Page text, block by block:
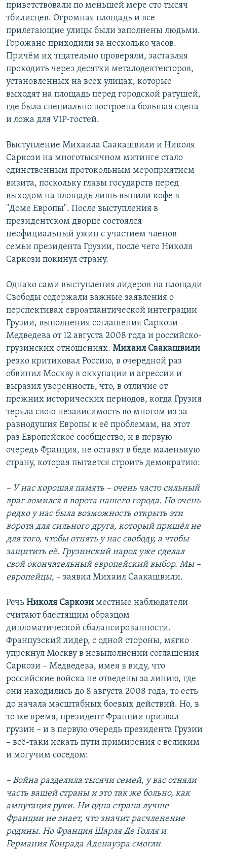
приветствовали по меньшей мере сто тысяч
тбилисцев. Огромная площадь и все
прилегающие улицы были заполнены людьми.
Горожане приходили за несколько часов.
Причём их тщательно проверяли, заставляя
проходить через десятки металодектекторов,
установленных на всех улицах, которые
выходят на площадь перед городской ратушей,
где была специально построена большая сцена
и ложа для VIP-гостей.
Выступление Михаила Саакашвили и Николя
Саркози на многотысячном митинге стало
единственным протокольным мероприятием
визита, поскольку главы государств перед
выходом на площадь лишь выпили кофе в
"Доме Европы". После выступления в
президентском дворце состоялся
неофициальный ужин с участием членов
семьи президента Грузии, после чего Николя
Саркози покинул страну.
Однако сами выступления лидеров на площади
Свободы содержали важные заявления о
перспективах евроатлантической интеграции
Грузии, выполнения соглашения Саркози –
Медведева от 12 августа 2008 года и российско-
грузинских отношениях. Михаил Саакашвили
резко критиковал Россию, в очередной раз
обвинил Москву в оккупации и агрессии и
выразил уверенность, что, в отличие от
прежних исторических периодов, когда Грузия
теряла свою независимость во многом из за
равнодушия Европы к её проблемам, на этот
раз Европейское сообщество, и в первую
очередь Франция, не оставят в беде маленькую
страну, которая пытается строить демократию:
– У нас хорошая память – очень часто сильный
враг ломился в ворота нашего города. Но очень
редко у нас была возможность открыть эти
ворота для сильного друга, который пришёл не
для того, чтобы отнять у нас свободу, а чтобы
защитить её. Грузинский народ уже сделал
свой окончательный европейский выбор. Мы –
европейцы, – заявил Михаил Саакашвили.
Речь Николя Саркози местные наблюдатели
считают блестящим образцом
дипломатической сбалансированности.
Французский лидер, с одной стороны, мягко
упрекнул Москву в невыполнении соглашения
Саркози – Медведева, имея в виду, что
российские войска не отведены за линию, где
они находились до 8 августа 2008 года, то есть
до начала масштабных боевых действий. Но, в
то же время, президент Франции призвал
грузин – и в первую очередь президента Грузии
– всё-таки искать пути примирения с великим
и могучим соседом:
– Война разделила тысячи семей, у вас отняли
часть вашей страны и это так же больно, как
ампутация руки. Ни одна страна лучше
Франции не знает, что значит расчленение
родины. Но Франция Шарля Де Голля и
Германия Конрада Аденауэра смогли